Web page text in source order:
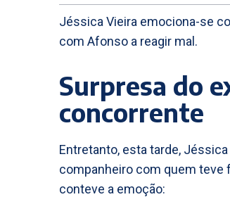
Jéssica Vieira emociona-se
com Afonso a reagir mal.
Surpresa do
concorrente
Entretanto, esta tarde,
companheiro com quem teve
conteve a emoção: